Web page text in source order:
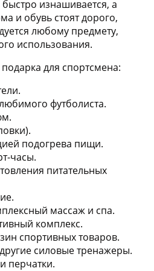
изнашивается, а
и обувь стоят дорого,
любому предмету,
использования.
для спортсмена:
футболиста.
подогрева пищи.
часы.
питательных
массаж и спа.
комплекс.
спортивных товаров.
силовые тренажеры.
перчатки.